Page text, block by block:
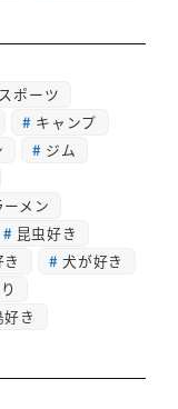
ポーツ
キャンプ
ジム
ーメン
昆虫好き
犬が好き
好き